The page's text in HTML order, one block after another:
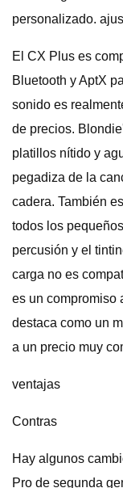
personalizado.
El CX Plus es
Bluetooth y AptX
sonido es
de precios.
platillos nítido y
pegadiza de la
cadera. También
todos los
percusión y el
carga no es
es un compromiso
destaca como un
a un precio muy
ventajas
Contras
Hay algunos
Pro de segunda